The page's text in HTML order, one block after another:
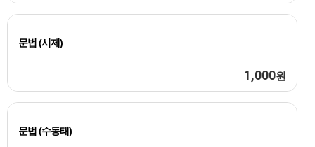
문법 (시제)
1,000원
문법 (수동태)